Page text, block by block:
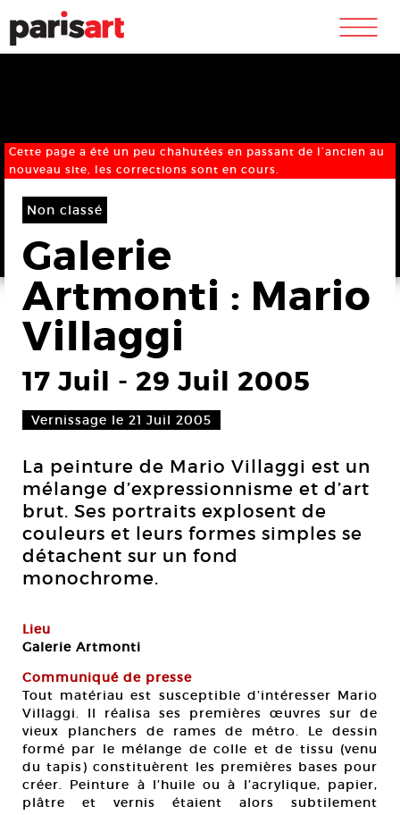
m
Cette page a été un peu chahutées en passant de l’ancien au
nouveau site, les corrections sont en cours.
Non classé
Galerie
Artmonti : Mario
Villaggi
17 Juil - 29 Juil 2005
Vernissage le 21 Juil 2005
La peinture de Mario Villaggi est un
mélange d’expressionnisme et d’art
brut. Ses portraits explosent de
couleurs et leurs formes simples se
détachent sur un fond
monochrome.
Lieu
Galerie Artmonti
Communiqué de presse
Tout matériau est susceptible d’intéresser Mario
Villaggi. Il réalisa ses premières œuvres sur de
vieux planchers de rames de métro. Le dessin
formé par le mélange de colle et de tissu (venu
du tapis) constituèrent les premières bases pour
créer. Peinture à l’huile ou à l’acrylique, papier,
plâtre et vernis étaient alors subtilement